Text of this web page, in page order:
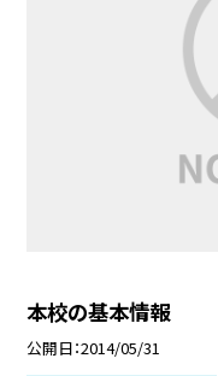
本校の基本情報
公開日 2014/05/31